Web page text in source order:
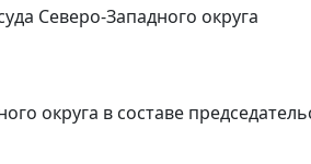
Северо-Западного округа
округа в составе